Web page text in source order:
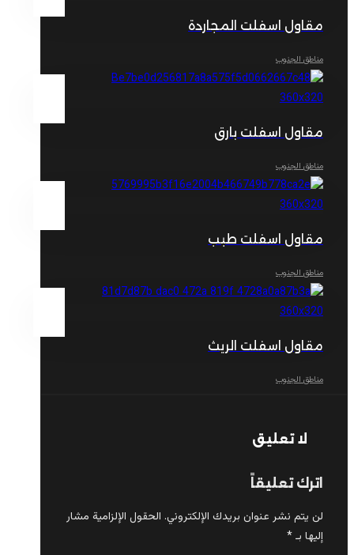
مقاول اسفلت المجاردة
مناطق الجنوب
مقاول اسفلت بارق
مناطق الجنوب
مقاول اسفلت طبب
مناطق الجنوب
مقاول اسفلت الريث
مناطق الجنوب
لا تعليق
اترك تعليقاً
لن يتم نشر عنوان بريدك الإلكتروني. الحقول الإلزامية مشار
إليها بـ*